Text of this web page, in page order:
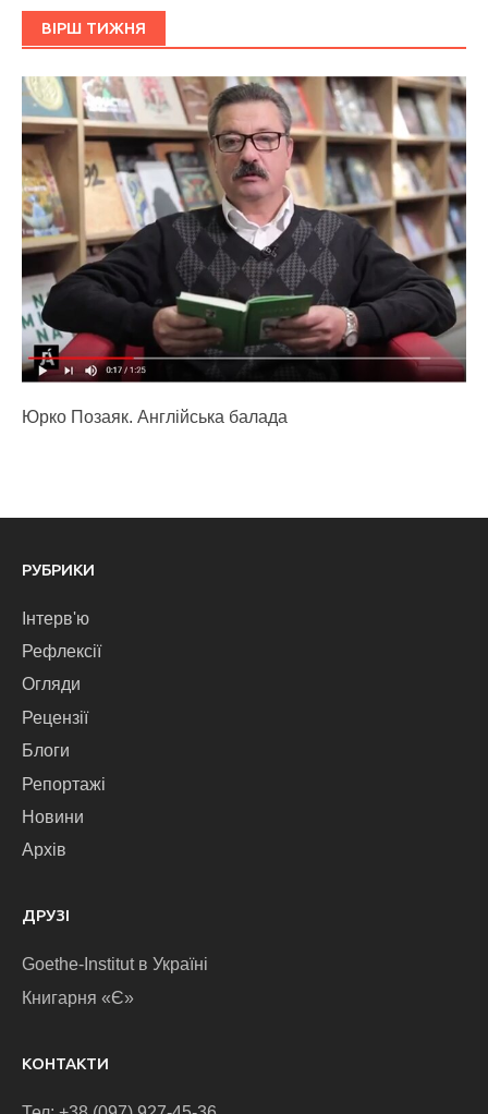
ВІРШ ТИЖНЯ
Юрко Позаяк. Англійська балада
РУБРИКИ
Інтерв'ю
Рефлексії
Огляди
Рецензії
Блоги
Репортажі
Новини
Архів
ДРУЗІ
Goethe-Institut в Україні
Книгарня «Є»
КОНТАКТИ